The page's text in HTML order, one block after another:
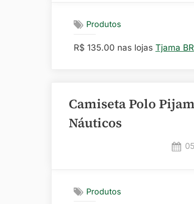
Produtos
R$ 135.00 nas lojas Tjama BR
Camiseta Polo
Náuticos
Produtos